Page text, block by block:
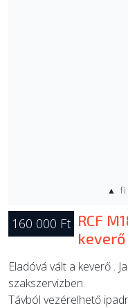
▲
160 000 Ft RCF
keverő
Eladóvá vált a keverő .
szakszervizben.
Távból vezérelhető